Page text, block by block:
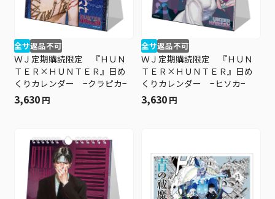
全サ返品不可
ＷＪ定期購読限定 『ＨＵＮ
ＴＥＲ×ＨＵＮＴＥＲ』日め
くりカレンダー −クラピカ−
3,630 円
全サ返品不可
ＷＪ定期購読限定 『ＨＵＮ
ＴＥＲ×ＨＵＮＴＥＲ』日め
くりカレンダー −ヒソカ−
3,630 円